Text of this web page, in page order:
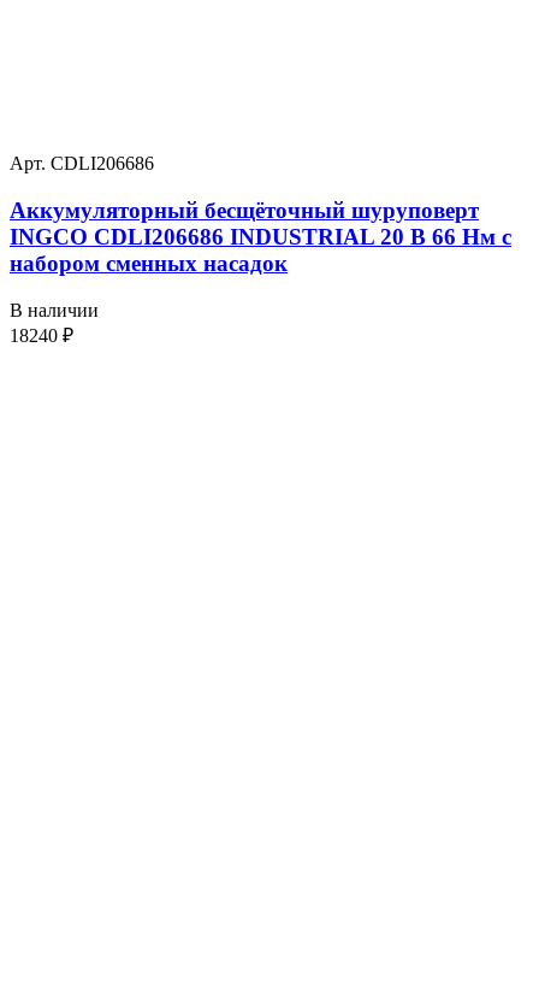
Арт. CDLI206686
Аккумуляторный бесщёточный шуруповерт
INGCO CDLI206686 INDUSTRIAL 20 В 66 Нм с
набором сменных насадок
В наличии
18240 ₽